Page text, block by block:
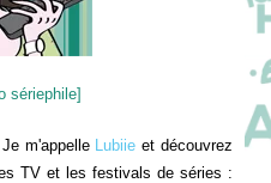
sériephile]
m'appelle Lubiie et découvrez
TV et les festivals de séries :